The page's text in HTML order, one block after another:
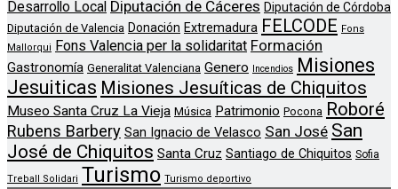
Desarrollo Local Diputación de Cáceres Diputación de Córdoba
Diputación de Valencia Donación Extremadura FELCODE Fons
Mallorqui
Fons Valencia per la solidaritat Formación
Gastronomía Generalitat Valenciana Genero Incendios
Misiones
Jesuiticas Misiones Jesuíticas de Chiquitos
Museo Santa Cruz La Vieja Música Patrimonio Pocona Roboré
Rubens Barbery San Ignacio de Velasco San José San
José de Chiquitos Santa Cruz Santiago de Chiquitos Sofia
Treball Solidari Turismo Turismo deportivo